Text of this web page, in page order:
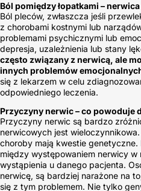
Ból pomiędzy łopatkami –
Ból pleców, zwłaszcza jeśli
z chorobami kostnymi lub
problemami psychicznymi lub
depresja, uzależnienia lub stany
często związany z nerwicą, ale
innych problemów
się z lekarzem w celu
odpowiedniego leczenia.
Przyczyny nerwic – co powoduje
Przyczyny nerwic są bardzo
nerwicowych jest
choroby mają kwestie
między występowaniem nerwicy w
wystąpienia u danego pacjenta.
nerwicę, są bardziej narażone na
się z tym problemem. Nie tylko